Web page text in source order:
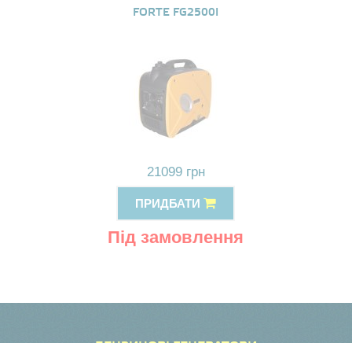
FORTE FG2500I
21099 грн
ПРИДБАТИ
Під замовлення